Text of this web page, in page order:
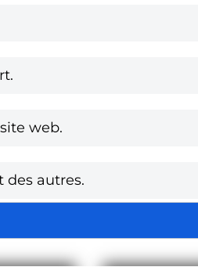
web.
des autres.